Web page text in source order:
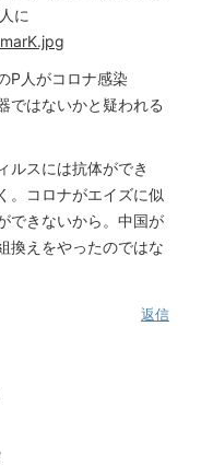
に
P人がコロナ感染
ではないかと疑われる
ルスには抗体ができ
。コロナがエイズに似
できないから。中国が
換えをやったのではな
返信